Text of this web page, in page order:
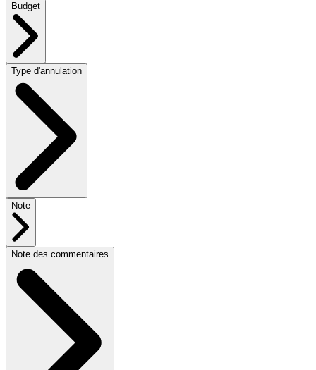
Budget
Type d'annulation
Note
Note des commentaires